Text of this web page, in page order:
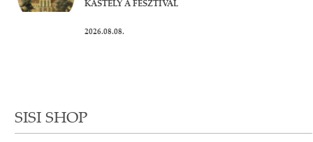
KASTÉLY A FESZTIVÁL
2026.08.08.
SISI SHOP